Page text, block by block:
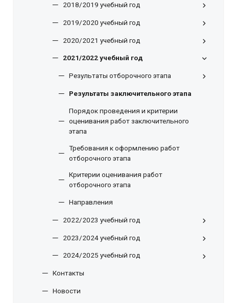
2018/2019 учебный год
2019/2020 учебный год
2020/2021 учебный год
2021/2022 учебный год
Результаты отборочного этапа
Результаты заключительного этапа
Порядок проведения и критерии
оценивания работ заключительного
этапа
Требования к оформлению работ
отборочного этапа
Критерии оценивания работ
отборочного этапа
Направления
2022/2023 учебный год
2023/2024 учебный год
2024/2025 учебный год
Контакты
Новости